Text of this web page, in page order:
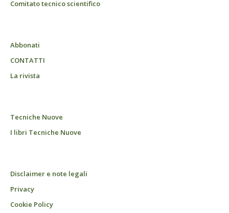
Comitato tecnico scientifico
Abbonati
CONTATTI
La rivista
Tecniche Nuove
I libri Tecniche Nuove
Disclaimer e note legali
Privacy
Cookie Policy